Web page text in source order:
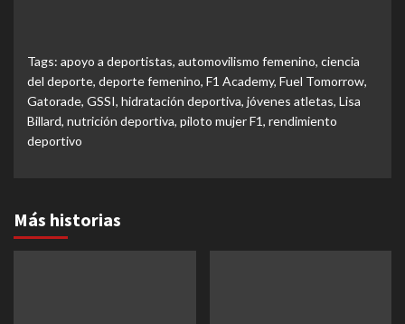
Tags: apoyo a deportistas, automovilismo femenino, ciencia
del deporte, deporte femenino, F1 Academy, Fuel Tomorrow,
Gatorade, GSSI, hidratación deportiva, jóvenes atletas, Lisa
Billard, nutrición deportiva, piloto mujer F1, rendimiento
deportivo
Más historias